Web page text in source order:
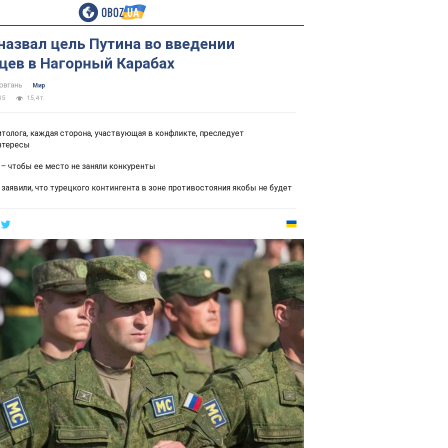
цель Путина во введении
в Нагорный Карабах
Мир
15,4 т.
каждая сторона, участвующая в конфликте, преследует
чтобы ее место не заняли конкуренты
что турецкого контингента в зоне противостояния якобы не будет